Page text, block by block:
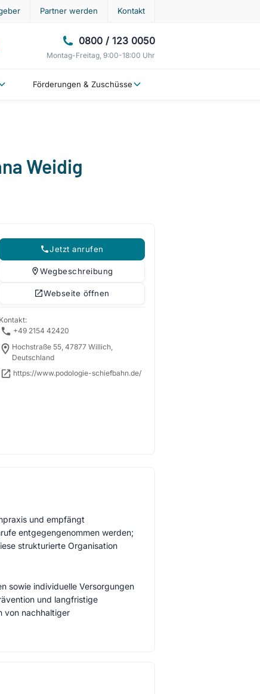
Partner werden Kontakt
0800 / 123 0050
Montag-Freitag, 9:00-18:00 Uhr
Förderungen & Zuschüsse
Weidig
Jetzt anrufen
Wegbeschreibung
Webseite öffnen
Kontakt:
+49 2154 42420
Hochstraße 55, 47877 Willich,
Deutschland
https://www.podologie-schiefbahn.de/
und empfängt
entgegengenommen werden;
strukturierte Organisation
sowie individuelle Versorgungen
und langfristige
von nachhaltiger